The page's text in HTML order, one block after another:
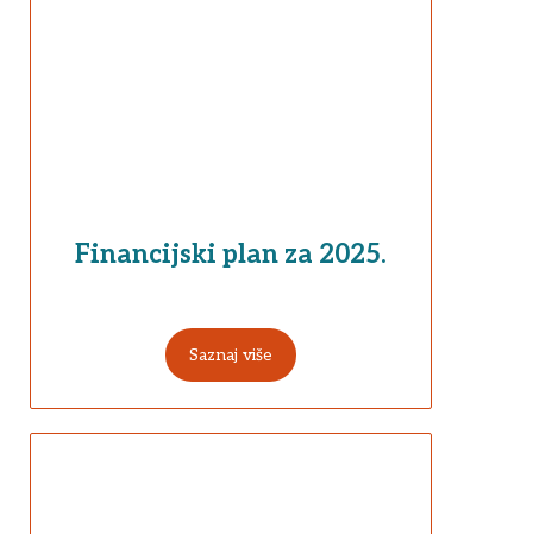
Financijski plan za 2025.
Saznaj više